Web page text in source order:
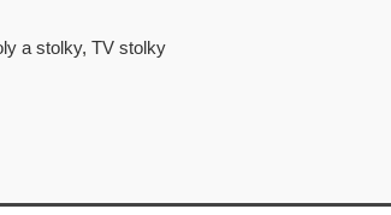
a stolky, TV stolky